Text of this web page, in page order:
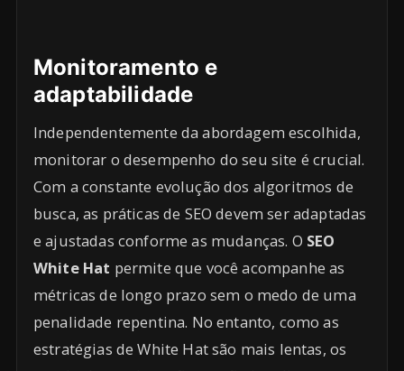
Monitoramento e
adaptabilidade
Independentemente da abordagem escolhida,
monitorar o desempenho do seu site é crucial.
Com a constante evolução dos algoritmos de
busca, as práticas de SEO devem ser adaptadas
e ajustadas conforme as mudanças. O SEO
White Hat permite que você acompanhe as
métricas de longo prazo sem o medo de uma
penalidade repentina. No entanto, como as
estratégias de White Hat são mais lentas, os